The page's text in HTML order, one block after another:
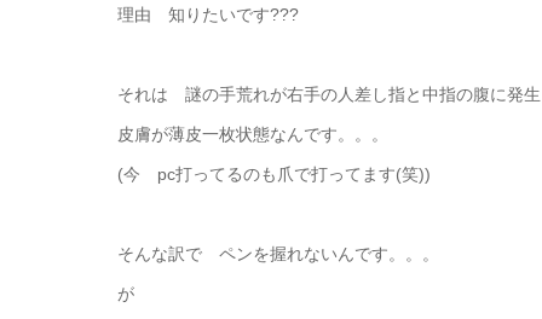
理由 知りたいです???
それは 謎の手荒れが右手の人差し指と中指の腹に発
皮膚が薄皮一枚状態なんです。。。
(今 pc打ってるのも爪で打ってます(笑))
そんな訳で ペンを握れないんです。。。
が